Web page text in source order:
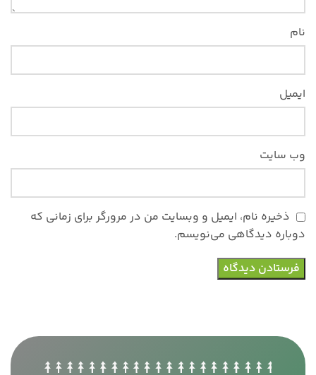
نام
ایمیل
وب‌ سایت
ذخیره نام، ایمیل و وبسایت من در مرورگر برای زمانی که
دوباره دیدگاهی می‌نویسم.